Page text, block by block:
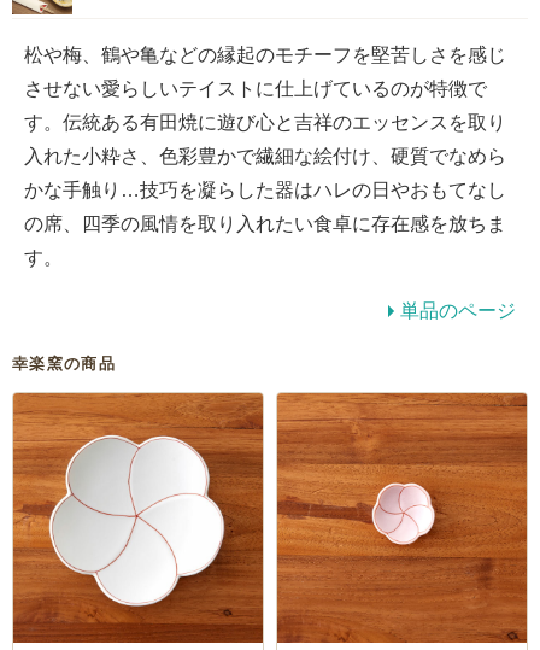
松や梅、鶴や亀などの縁起のモチーフを堅苦しさを感じ
させない愛らしいテイストに仕上げているのが特徴で
す。伝統ある有田焼に遊び心と吉祥のエッセンスを取り
入れた小粋さ、色彩豊かで繊細な絵付け、硬質でなめら
かな手触り…技巧を凝らした器はハレの日やおもてなし
の席、四季の風情を取り入れたい食卓に存在感を放ちま
す。
単品のページ
幸楽窯の商品